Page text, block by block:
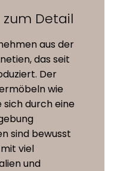
Scuro
(Natur), Nero
und Verde Ginepro
lackiert
Midollino-Bezug
Detail
aus der
das seit
Der
wie
sich durch eine
sind bewusst
viel
und